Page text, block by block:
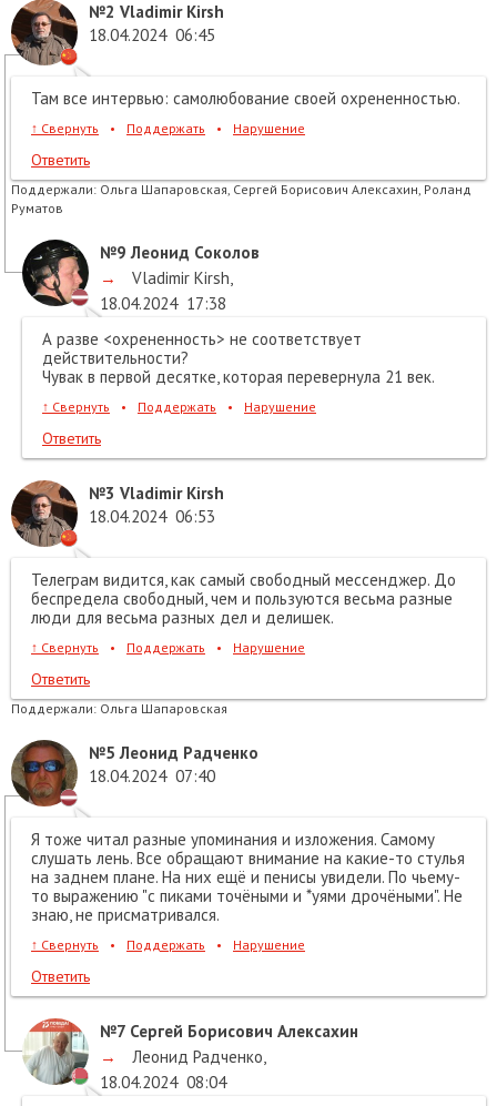
№2 Vladimir Kirsh
18.04.2024 06:45
Там все интервью: самолюбование своей охрененностью.
↑ Свернуть • Поддержать • Нарушение
Ответить
Поддержали: Ольга Шапаровская, Сергей Борисович Алексахин, Роланд
Руматов
№9 Леонид Соколов
→
Vladimir Kirsh,
18.04.2024 17:38
А разве <охрененность> не соответствует
действительности?
Чувак в первой десятке, которая перевернула 21 век.
↑ Свернуть • Поддержать • Нарушение
Ответить
№3 Vladimir Kirsh
18.04.2024 06:53
Телеграм видится, как самый свободный мессенджер. До
беспредела свободный, чем и пользуются весьма разные
люди для весьма разных дел и делишек.
↑ Свернуть • Поддержать • Нарушение
Ответить
Поддержали: Ольга Шапаровская
№5 Леонид Радченко
18.04.2024 07:40
Я тоже читал разные упоминания и изложения. Самому
слушать лень. Все обращают внимание на какие-то стулья
на заднем плане. На них ещё и пенисы увидели. По чьему-
то выражению "с пиками точёными и *уями дрочёными". Не
знаю, не присматривался.
↑ Свернуть • Поддержать • Нарушение
Ответить
№7 Сергей Борисович Алексахин
→
Леонид Радченко,
18.04.2024 08:04